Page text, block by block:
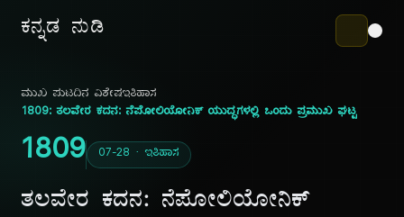
ಕನ್ನಡ ನುಡಿ
ಮುಖ ಪುಟದಿನ ವಿಶೇಷಇತಿಹಾಸ
1809: ತಲವೇರ ಕದನ: ನೆಪೋಲಿಯೋನಿಕ್ ಯುದ್ಧಗಳಲ್ಲಿ ಒಂದು ಪ್ರಮುಖ ಘಟ್ಟ
1809 07-28 · ಇತಿಹಾಸ
ತಲವೇರ ಕದನ: ನೆಪೋಲಿಯೋನಿಕ್